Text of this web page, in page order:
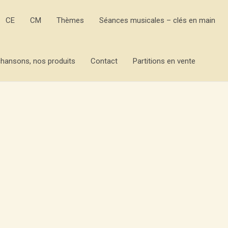
CE CM Thèmes Séances musicales – clés en main
nos produits Contact Partitions en vente